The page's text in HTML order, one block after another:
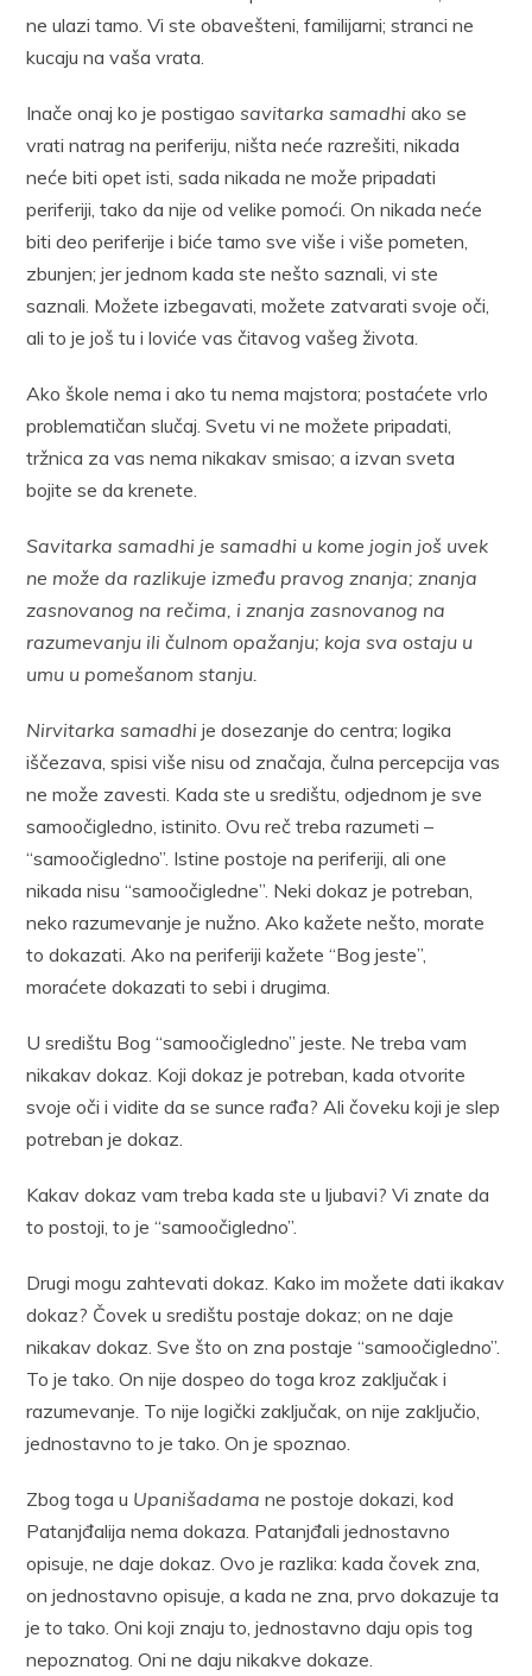
ne ulazi tamo. Vi ste obavešteni, familijarni; stranci ne
kucaju na vaša vrata.
Inače onaj ko je postigaosavitarka samadhiako se
vrati natrag na periferiju, ništa neće razrešiti, nikada
neće biti opet isti, sada nikada ne može pripadati
periferiji, tako da nije od velike pomoći. On nikada neće
biti deo periferije i biće tamo sve više i više pometen,
zbunjen; jer jednom kada ste nešto saznali, vi ste
saznali. Možete izbegavati, možete zatvarati svoje oči,
ali to je još tu i loviće vas čitavog vašeg života.
Ako škole nema i ako tu nema majstora; postaćete vrlo
problematičan slučaj. Svetu vi ne možete pripadati,
tržnica za vas nema nikakav smisao; a izvan sveta
bojite se da krenete.
Savitarka samadhi je samadhi u kome jogin još uvek
ne može da razlikuje između pravog znanja; znanja
zasnovanog na rečima, i znanja zasnovanog na
razumevanju ili čulnom opažanju; koja sva ostaju u
umu u pomešanom stanju.
Nirvitarka samadhije dosezanje do centra; logika
iščezava, spisi više nisu od značaja, čulna percepcija vas
ne može zavesti. Kada ste u središtu, odjednom je sve
samoočigledno, istinito. Ovu reč treba razumeti –
“samoočigledno”. Istine postoje na periferiji, ali one
nikada nisu “samoočigledne”. Neki dokaz je potreban,
neko razumevanje je nužno. Ako kažete nešto, morate
to dokazati. Ako na periferiji kažete “Bog jeste”,
moraćete dokazati to sebi i drugima.
U središtu Bog “samoočigledno” jeste. Ne treba vam
nikakav dokaz. Koji dokaz je potreban, kada otvorite
svoje oči i vidite da se sunce rađa? Ali čoveku koji je slep
potreban je dokaz.
Kakav dokaz vam treba kada ste u ljubavi? Vi znate da
to postoji, to je “samoočigledno”.
Drugi mogu zahtevati dokaz. Kako im možete dati ikakav
dokaz? Čovek u središtu postaje dokaz; on ne daje
nikakav dokaz. Sve što on zna postaje “samoočigledno”.
To je tako. On nije dospeo do toga kroz zaključak i
razumevanje. To nije logički zaključak, on nije zaključio,
jednostavno to je tako. On je spoznao.
Zbog toga u Upanišadamane postoje dokazi, kod
Patanjđalija nema dokaza. Patanjđali jednostavno
opisuje, ne daje dokaz. Ovo je razlika: kada čovek zna,
on jednostavno opisuje, a kada ne zna, prvo dokazuje ta
je to tako. Oni koji znaju to, jednostavno daju opis tog
nepoznatog. Oni ne daju nikakve dokaze.